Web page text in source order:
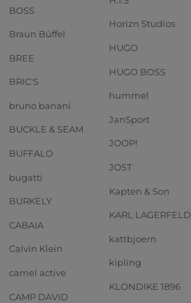
BOSS
Braun Büffel
BREE
BRIC'S
bruno banani
BUCKLE & SEAM
BUFFALO
bugatti
BURKELY
CABAIA
Calvin Klein
camel active
CAMP DAVID
Horizn Studios
HUGO
HUGO BOSS
hummel
JanSport
JOOP!
JOST
Kapten & Son
KARL LAGERFELD
kattbjoern
kipling
KLONDIKE 1896